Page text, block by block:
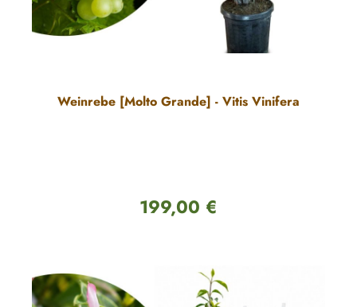
Weinrebe [Molto Grande] - Vitis Vinifera
Regulärer Preis:
199,00 €